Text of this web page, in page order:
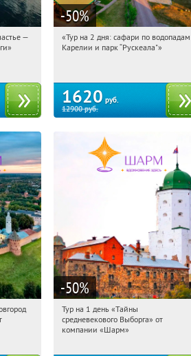
39
—
-50%
13:50:04 Купили:
«Тур на 2 дня: сафари по водопадам
Карелии и парк “Рускеала"»
1620 руб.
12900руб.
22
-50%
13:50:04
Достоевская
Тур на 1 день «Тайны
средневекового Выборга» от
компании «Шарм»